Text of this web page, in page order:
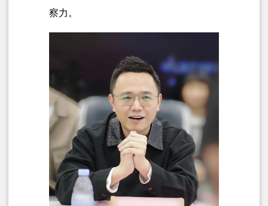
察力。